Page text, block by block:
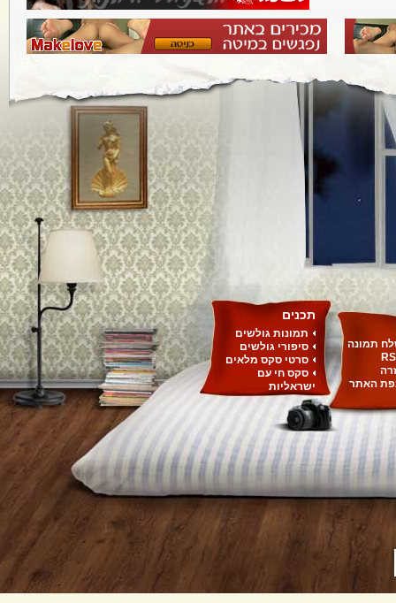
תמונה
האתר
תכנים
תמונות גולשים
סיפורי גולשים
סרטי סקס מלאים
סקס חי עם
ישראליות